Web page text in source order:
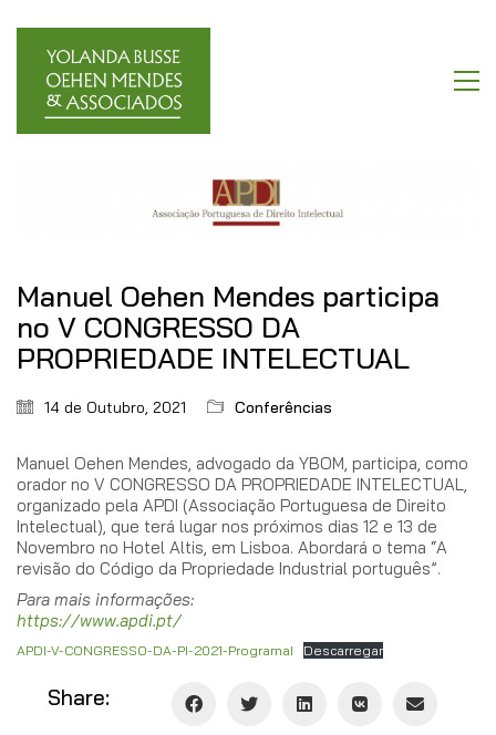
Manuel Oehen Mendes participa
no V CONGRESSO DA
PROPRIEDADE INTELECTUAL
14 de Outubro, 2021 Conferências
Manuel Oehen Mendes, advogado da YBOM, participa, como
orador no V CONGRESSO DA PROPRIEDADE INTELECTUAL,
organizado pela APDI (Associação Portuguesa de Direito
Intelectual), que terá lugar nos próximos dias 12 e 13 de
Novembro no Hotel Altis, em Lisboa. Abordará o tema “A
revisão do Código da Propriedade Industrial português”.
Para mais informações:
https://www.apdi.pt/
APDI-V-CONGRESSO-DA-PI-2021-ProgramaI Descarregar
Share: